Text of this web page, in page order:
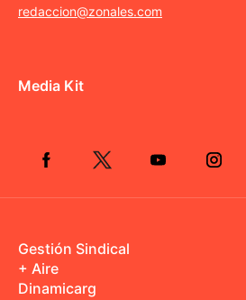
redaccion@zonales.com
Media Kit
Gestión Sindical
+ Aire
Dinamicarg